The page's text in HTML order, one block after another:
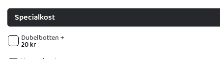
Specialkost
Dubelbotten +
20kr